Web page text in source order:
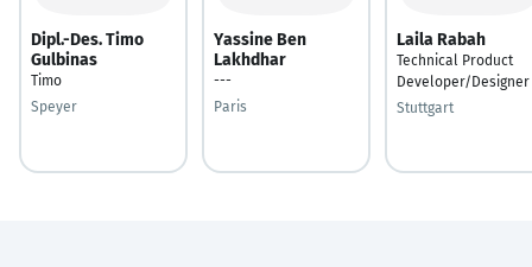
Dipl.-Des. Timo
Gulbinas
Timo
Speyer
Yassine Ben
Lakhdhar
---
Paris
Laila Rabah
Technical Product
Developer/Designer
Stuttgart